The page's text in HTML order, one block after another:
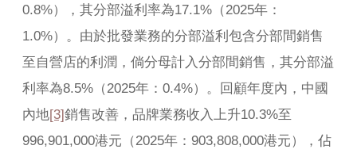
0.8%），其分部溢利率為17.1%（2025年：
1.0%）。由於批發業務的分部溢利包含分部間銷售
至自營店的利潤，倘分母計入分部間銷售，其分部溢
利率為8.5%（2025年：0.4%）。回顧年度內，中國
內地[3]銷售改善，品牌業務收入上升10.3%至
996,901,000港元（2025年：903,808,000港元），佔